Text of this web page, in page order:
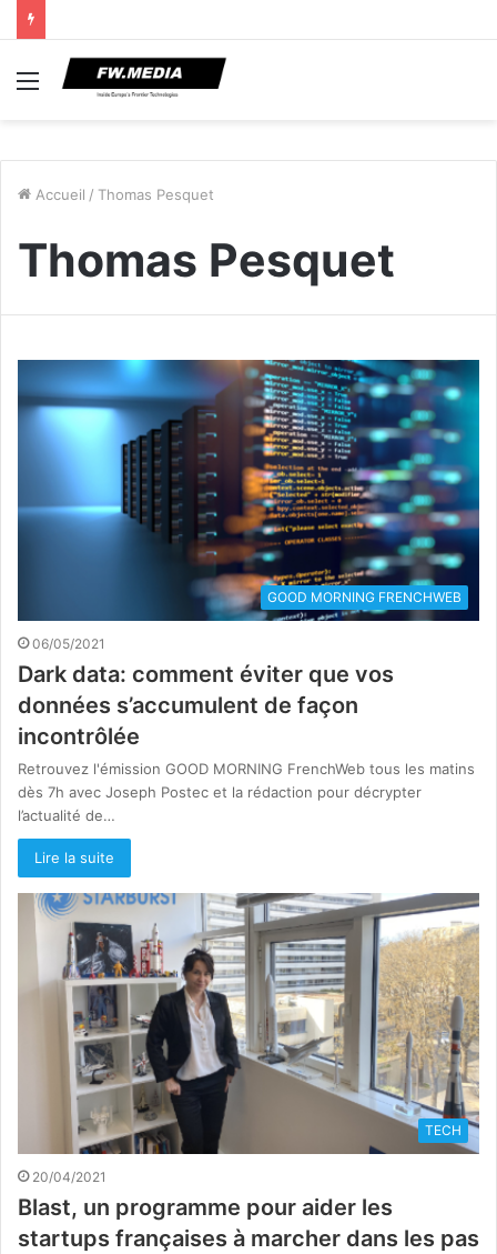
Menu
Accueil / Thomas Pesquet
Thomas Pesquet
GOOD MORNING FRENCHWEB
06/05/2021
Dark data: comment éviter que vos
données s’accumulent de façon
incontrôlée
Retrouvez l'émission GOOD MORNING FrenchWeb tous les matins
dès 7h avec Joseph Postec et la rédaction pour décrypter
l’actualité de…
Lire la suite
TECH
20/04/2021
Blast, un programme pour aider les
startups françaises à marcher dans les pas